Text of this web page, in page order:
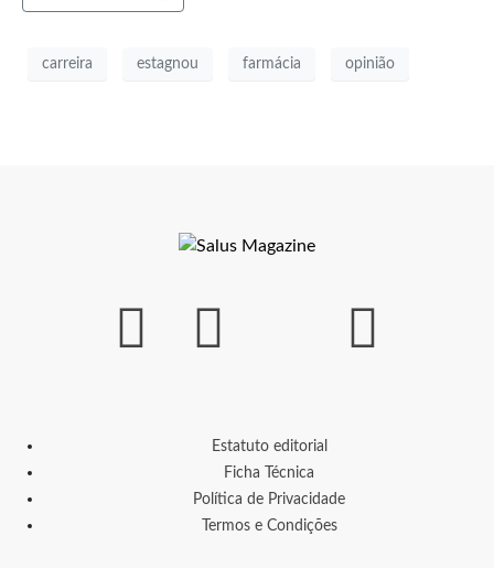
carreira estagnou farmácia opinião
Estatuto editorial
Ficha Técnica
Política de Privacidade
Termos e Condições